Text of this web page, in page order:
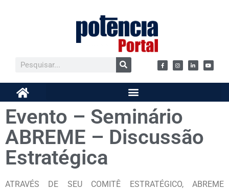
Evento – Seminário
ABREME – Discussão
Estratégica
ATRAVÉS DE SEU COMITÊ ESTRATÉGICO, ABREME